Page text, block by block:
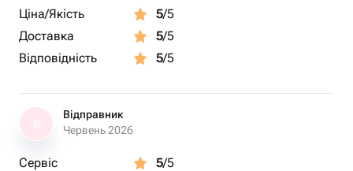
Ціна/Якість
5/5
Доставка
5/5
Відповідність
5/5
Відправник
Червень 2026
Сервіс 5/5